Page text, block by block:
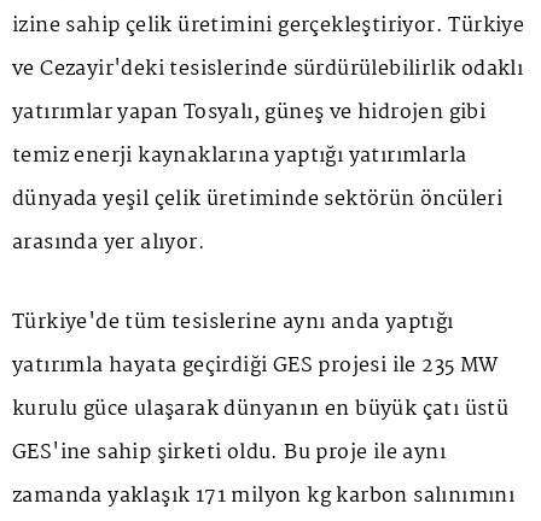
izine sahip çelik üretimini gerçekleştiriyor. Türkiye
ve Cezayir'deki tesislerinde sürdürülebilirlik odaklı
yatırımlar yapan Tosyalı, güneş ve hidrojen gibi
temiz enerji kaynaklarına yaptığı yatırımlarla
dünyada yeşil çelik üretiminde sektörün öncüleri
arasında yer alıyor.
Türkiye'de tüm tesislerine aynı anda yaptığı
yatırımla hayata geçirdiği GES projesi ile 235 MW
kurulu güce ulaşarak dünyanın en büyük çatı üstü
GES'ine sahip şirketi oldu. Bu proje ile aynı
zamanda yaklaşık 171 milyon kg karbon salınımını